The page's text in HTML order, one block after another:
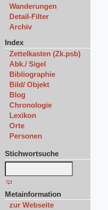
Wanderungen
Detail-Filter
Archiv
Index
Zettelkasten (Zk.psb)
Abk./ Sigel
Bibliographie
Bild/ Objekt
Blog
Chronologie
Lexikon
Orte
Personen
Stichwortsuche
Metainformation
zur Webseite